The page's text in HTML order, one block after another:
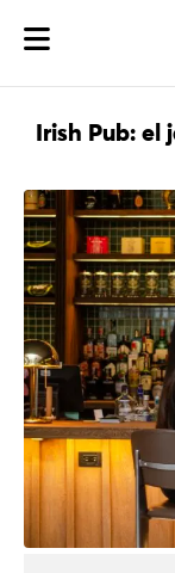
Irish Pub: